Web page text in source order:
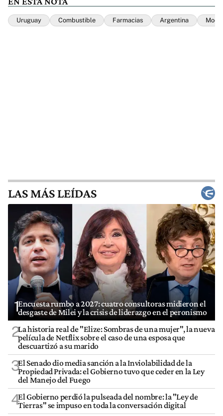
Uruguay Combustible Farmacias Argentina
LAS MÁS LEÍDAS
1Encuesta rumbo a 2027: cuatro consultoras midieron el
desgaste de Milei y la crisis de liderazgo en el peronismo
2La historia real de "Elize: Sombras de una mujer", la nueva
película de Netflix sobre el caso de una esposa que
descuartizó a su marido
3El Senado dio media sanción a la Inviolabilidad de la
Propiedad Privada: el Gobierno tuvo que ceder en la Ley
del Manejo del Fuego
4El Gobierno perdió la pulseada del nombre: la "Ley de
Tierras" se impuso en toda la conversación digital